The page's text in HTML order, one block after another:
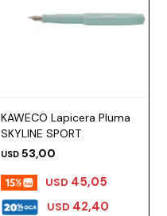
KAWECO Lapicera Pluma
SKYLINE SPORT
USD 53,00
USD 42,40
USD 45,05